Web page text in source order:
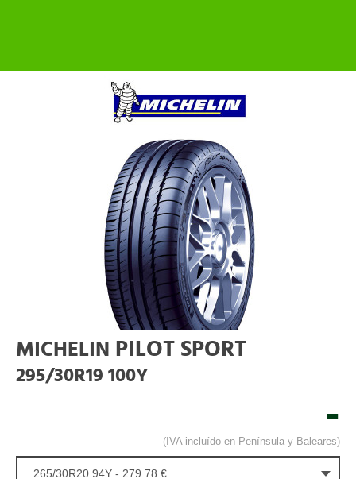
MICHELIN PILOT SPORT
295/30R19 100Y
-
(IVA incluído en Península y Baleares)
265/30R20 94Y - 279.78 €